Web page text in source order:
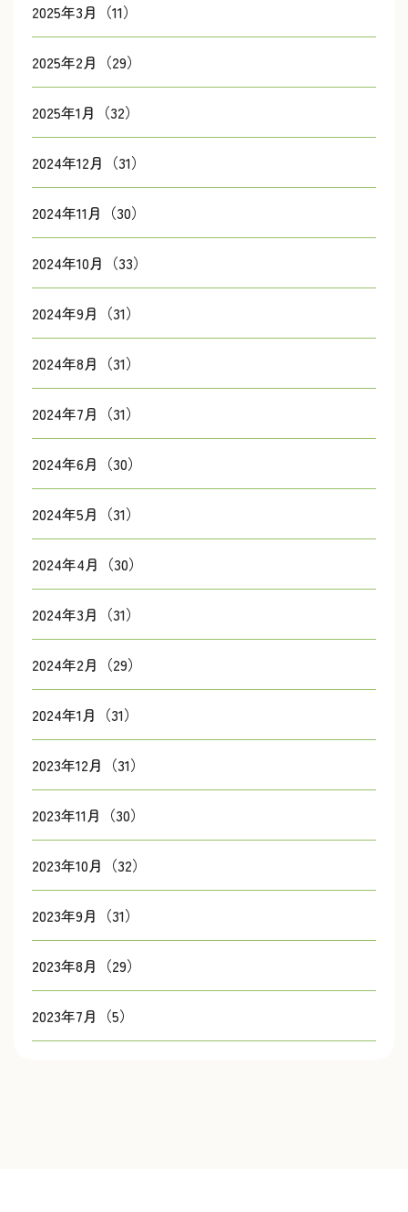
2025年3月（11）
2025年2月（29）
2025年1月（32）
2024年12月（31）
2024年11月（30）
2024年10月（33）
2024年9月（31）
2024年8月（31）
2024年7月（31）
2024年6月（30）
2024年5月（31）
2024年4月（30）
2024年3月（31）
2024年2月（29）
2024年1月（31）
2023年12月（31）
2023年11月（30）
2023年10月（32）
2023年9月（31）
2023年8月（29）
2023年7月（5）